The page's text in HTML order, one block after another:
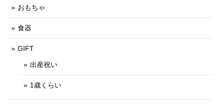
おもちゃ
食器
GIFT
出産祝い
1歳くらい